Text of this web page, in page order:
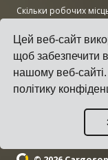
Цей веб-сайт
щоб забезпечити
нашому веб-
політику
Скільки робочих
Наскільки великий
Наскільки великою є
Топ-50 виробничих
AWS vs Azure vs
Кількість центрів